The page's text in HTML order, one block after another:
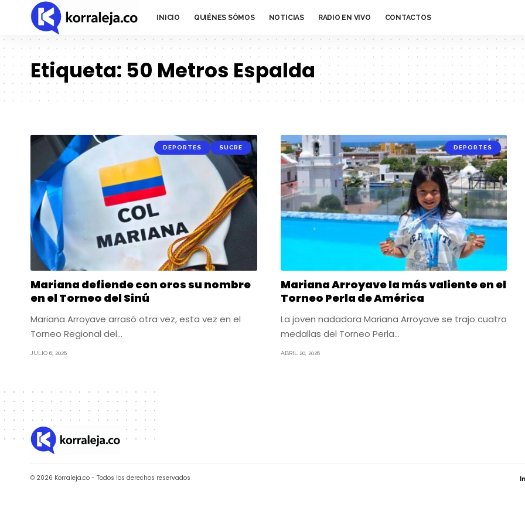
INICIO QUIÉNES SÓMOS NOTICIAS RADIO EN VIVO CONTACTOS
Etiqueta:50 Metros Espalda
DEPORTES SUCRE
Mariana defiende con oros su nombre
en el Torneo del Sinú
Mariana Arroyave arrasó otra vez, esta vez en el
Torneo Regional del…
JULIO 6, 2026
DEPORTES
Mariana Arroyave la más valiente en el
Torneo Perla de América
La joven nadadora Mariana Arroyave se trajo cuatro
medallas del Torneo Perla…
ABRIL 20, 2026
© 2026 Korraleja.co - Todos los derechos reservados